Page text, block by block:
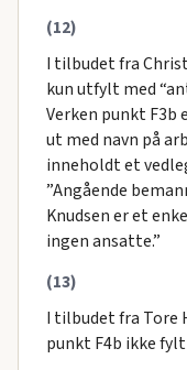
(12)
I tilbudet fra
kun utfylt med
Verken punkt F3b
ut med navn på
inneholdt et
”Angående
Knudsen er et
ingen ansatte.”
(13)
I tilbudet fra Tore
punkt F4b ikke